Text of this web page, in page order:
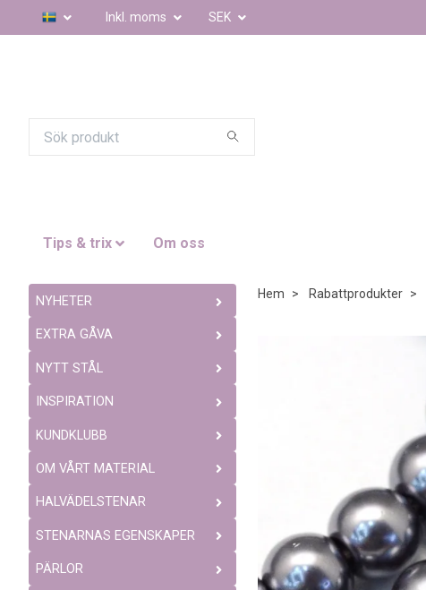
Inkl. moms SEK
Tips & trix Om oss
NYHETER
EXTRA GÅVA
NYTT STÅL
INSPIRATION
KUNDKLUBB
OM VÅRT MATERIAL
HALVÄDELSTENAR
STENARNAS EGENSKAPER
PÄRLOR
Hem Rabattprodukter